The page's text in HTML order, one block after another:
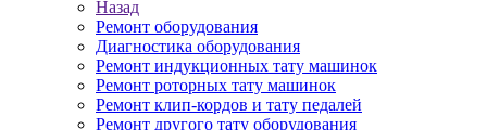
Назад
Ремонт оборудования
Диагностика оборудования
Ремонт индукционных тату машинок
Ремонт роторных тату машинок
Ремонт клип-кордов и тату педалей
Ремонт другого тату оборудования